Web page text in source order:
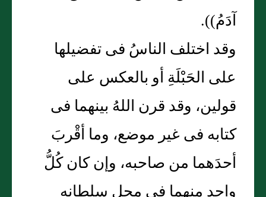
آدَمُ)).
وقد اختلف الناسُ فى تفضيلها
على الحَبْلَةِ أو بالعكس على
قولين، وقد قرن اللهُ بينهما فى
كتابه فى غير موضع، وما أقْربَ
أحدَهما من صاحبه، وإن كان كُلُّ